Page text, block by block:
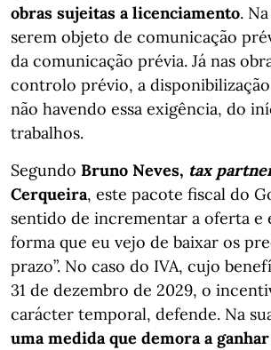
obras sujeitas a licenciamento.
serem objeto de comunicação
da comunicação prévia. Já nas
controlo prévio, a
não havendo essa exigência, do
trabalhos.
Segundo Bruno Neves, tax
Cerqueira, este pacote fiscal do
sentido de incrementar a oferta e
forma que eu vejo de baixar os
prazo”. No caso do IVA, cujo
31 de dezembro de 2029, o
carácter temporal, defende. Na
uma medida que demora a